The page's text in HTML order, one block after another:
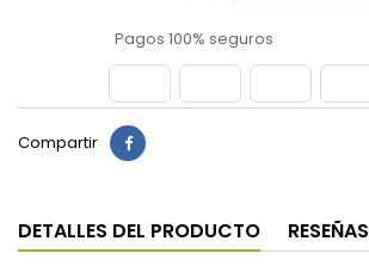
Pagos 100% seguros
Compartir
DETALLES DEL PRODUCTO RESEÑAS